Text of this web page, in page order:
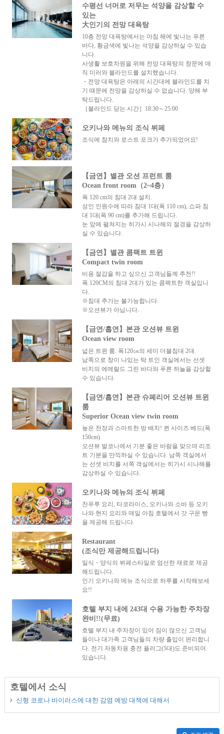
수평선 너머로 저무는 석양을 감상할 수
있는
大인기의 전망 대욕탕
10층 전망 대욕탕에서는 아침 해에 빛나는 푸른
바다, 황금색에 빛나는 석양을 감상하실 수 있습
니다.
사생활 보호차원을 위해 전망 대욕탕의 창문에 매
직 미러와 블라인드를 설치했습니다.
・전망 대욕탕은 아래의 시간대에 블라인드를 치
기 때문에 전망을 감상하실 수 없습니다. 양해 부
탁드립니다.
［블라인드 닫는 시간］18:30～25:00
오키나와 메뉴의 조식 뷔페
조식에 참치와 로스트 포크가 추가되었어요!
【금연】별관 오션 프런트 룸
Ocean front room（2~4층）
폭 120 cm의 침대 2대 설치.
성인 인원수에 따라 침대 1대(폭 110 cm), 쇼파 침
대 1대(폭 90 cm)를 추가해 드립니다.
눈 앞에 펼쳐지는 히가시 시나해의 절경을 감상하
실 수 있습니다.
【금연】별관 콤팩트 트윈
Compact twin room
비용 절감을 하고 싶으신 고객님들께 추천!!
폭 120CM의 침대 2대가 있는 콤팩트한 객실입니
다.
※침대 추가는 불가능합니다.
※오션뷰가 아닙니다.
【금연/흡연】본관 오션뷰 트윈
Ocean view room
넓은 트윈 룸. 폭120㎝의 세미 더블침대 2대.
남쪽으로 창이 나있는 탁 트인 객실에서는 선셋
비치의 에메랄드 그린 바다와 푸른 하늘을 감상할
수 있습니다.
【금연/흡연】본관 슈페리어 오션뷰 트윈
룸
Superior Ocean view twin room
높은 천장과 스마트한 방 배치! 퀸 사이즈 베드(폭
150cm)
오션뷰 발코니에서 기분 좋은 바람을 맞으며 리조
트 기분을 만끽하실 수 있습니다. 남쪽 객실에서
는 선셋 비치를 서쪽 객실에서는 히가시 시나해를
감상하실 수 있습니다.
오키나와 메뉴의 조식 뷔페
찬푸루 요리, 타코라이스, 오키나와 소바 등 오키
나와 현지 요리와 매일 아침 호텔에서 갓 구운 빵
을 제공해 드립니다.
Restaurant
(조식만 제공해드립니다)
일식・양식의 뷔페스타일로 엄선한 재료로 제공
해드립니다.
인기 오키나와 메뉴 조식으로 하루를 시작해보세
요!!
호텔 부지 내에 243대 수용 가능한 주차장
완비!!(무료)
호텔 부지 내 주차장이 있어 짐이 많으신 고객님
들이나 대가족 고객님들의 차량 출입이 편리합니
다. 전기 자동차용 충전 플러그(5대)도 준비되어
있습니다.
호텔에서 소식
신형 코로나 바이러스에 대한 감염 예방 대책에 대해서